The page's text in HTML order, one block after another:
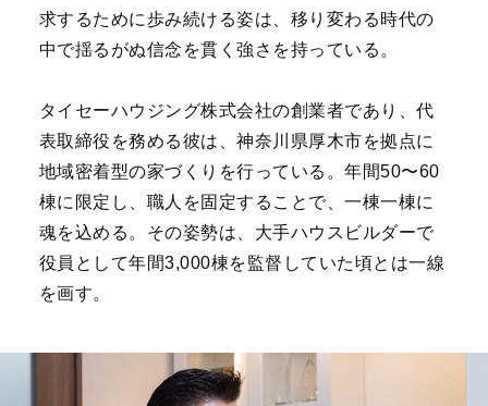
求するために歩み続ける姿は、移り変わる時代の
中で揺るがぬ信念を貫く強さを持っている。
タイセーハウジング株式会社の創業者であり、代
表取締役を務める彼は、神奈川県厚木市を拠点に
地域密着型の家づくりを行っている。年間50〜60
棟に限定し、職人を固定することで、一棟一棟に
魂を込める。その姿勢は、大手ハウスビルダーで
役員として年間3,000棟を監督していた頃とは一線
を画す。